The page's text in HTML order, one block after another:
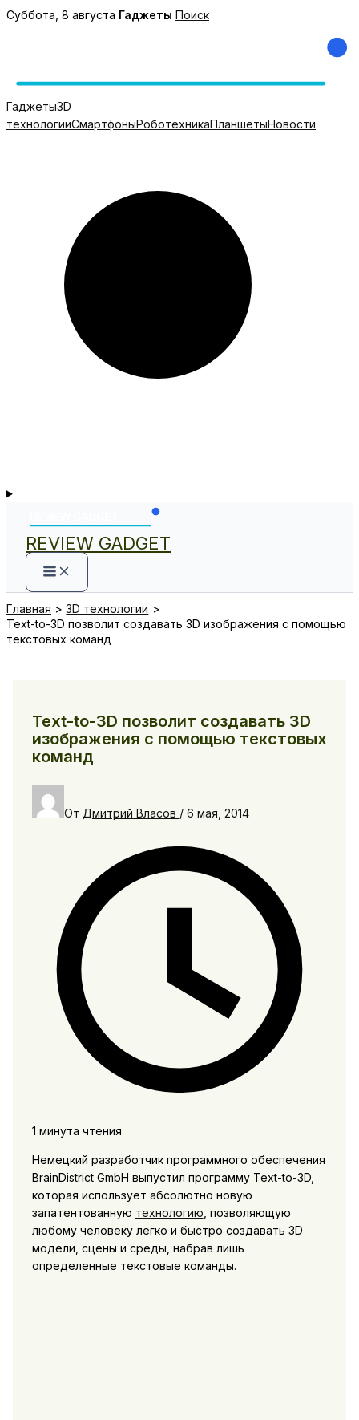
Перейти
Суббота, 8 августа Гаджеты Поиск
Гаджеты3D
технологииСмартфоныРоботехникаПланшетыНовости
REVIEW GADGET
Главная
3D технологии
Text-to-3D позволит создавать 3D изображения с помощью
текстовых команд
Text-to-3D позволит создавать 3D
изображения с помощью текстовых
команд
От Дмитрий Власов / 6 мая, 2014
1 минута чтения
Немецкий разработчик программного обеспечения
BrainDistrict GmbH выпустил программу Text-to-3D,
которая использует абсолютно новую
запатентованную технологию , позволяющую
любому человеку легко и быстро создавать 3D
модели, сцены и среды, набрав лишь
определенные текстовые команды.